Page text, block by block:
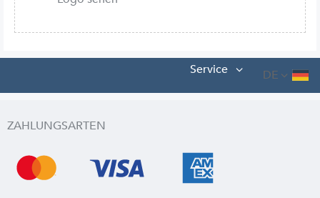
DE
Service
ZAHLUNGSARTEN